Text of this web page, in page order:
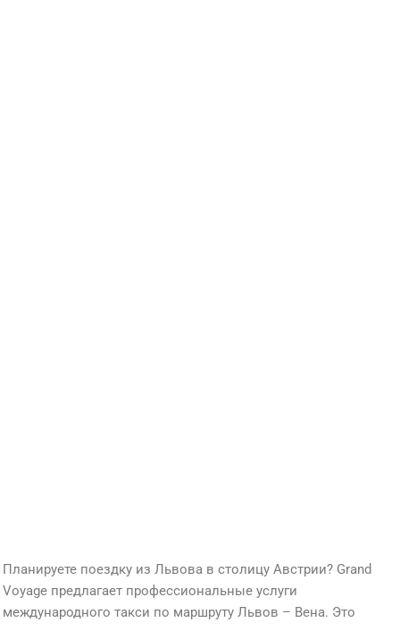
Планируете поездку из Львова в столицу Австрии? Grand
Voyage предлагает профессиональные услуги
международного такси по маршруту Львов – Вена. Это